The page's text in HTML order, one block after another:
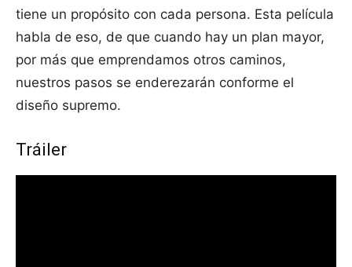
tiene un propósito con cada persona. Esta película
habla de eso, de que cuando hay un plan mayor,
por más que emprendamos otros caminos,
nuestros pasos se enderezarán conforme el
diseño supremo.
Tráiler